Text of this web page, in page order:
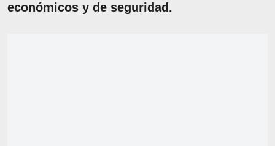
económicos y de seguridad.